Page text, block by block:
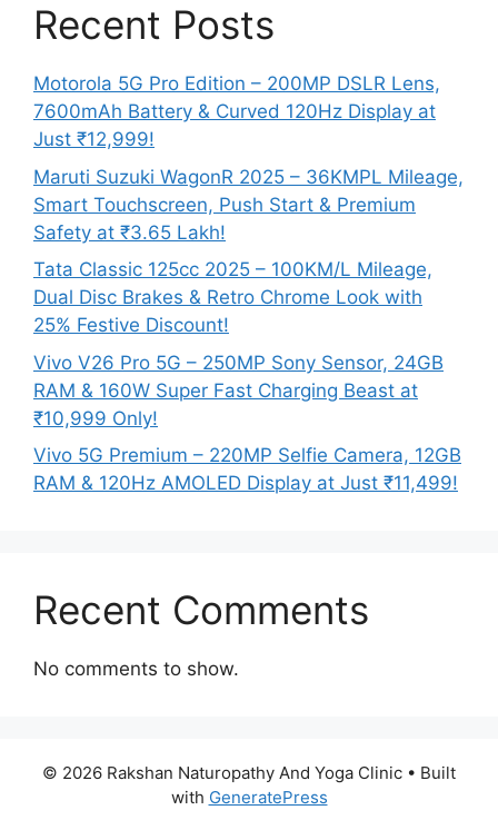
Recent Posts
Motorola 5G Pro Edition – 200MP DSLR Lens,
7600mAh Battery & Curved 120Hz Display at
Just ₹12,999!
Maruti Suzuki WagonR 2025 – 36KMPL Mileage,
Smart Touchscreen, Push Start & Premium
Safety at ₹3.65 Lakh!
Tata Classic 125cc 2025 – 100KM/L Mileage,
Dual Disc Brakes & Retro Chrome Look with
25% Festive Discount!
Vivo V26 Pro 5G – 250MP Sony Sensor, 24GB
RAM & 160W Super Fast Charging Beast at
₹10,999 Only!
Vivo 5G Premium – 220MP Selfie Camera, 12GB
RAM & 120Hz AMOLED Display at Just ₹11,499!
Recent Comments
No comments to show.
© 2026 Rakshan Naturopathy And Yoga Clinic • Built
with GeneratePress